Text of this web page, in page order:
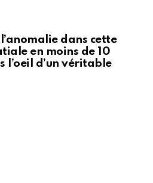
dans cette
en moins de 10
l’oeil d’un véritable